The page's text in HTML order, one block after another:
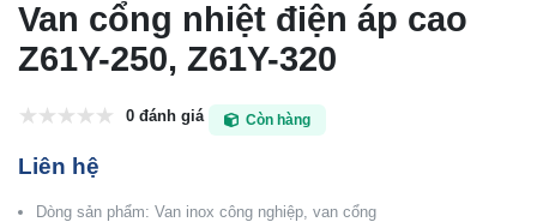
Van cổng nhiệt điện áp cao
Z61Y-250, Z61Y-320
0 đánh giá Còn hàng
Liên hệ
Dòng sản phẩm: Van inox công nghiệp, van cổng